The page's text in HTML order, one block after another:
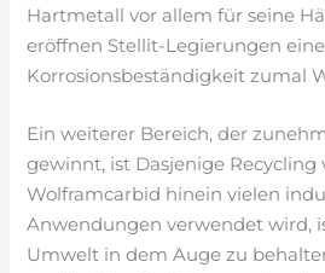
Hartmetall vor allem für seine
eröffnen Stellit-Legierungen
Korrosionsbeständigkeit zumal
Ein weiterer Bereich, der
gewinnt, ist Dasjenige Recycling
Wolframcarbid hinein vielen
Anwendungen verwendet wird,
Umwelt in dem Auge zu